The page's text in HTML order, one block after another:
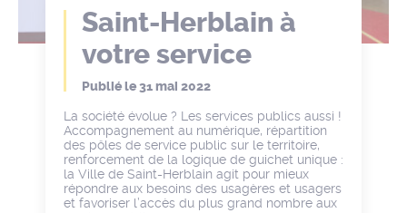
Saint-Herblain à
votre service
Publié le31 mai 2022
La société évolue ? Les services publics aussi !
Accompagnement au numérique, répartition
des pôles de service public sur le territoire,
renforcement de la logique de guichet unique :
la Ville de Saint-Herblain agit pour mieux
répondre aux besoins des usagères et usagers
et favoriser l’accès du plus grand nombre aux